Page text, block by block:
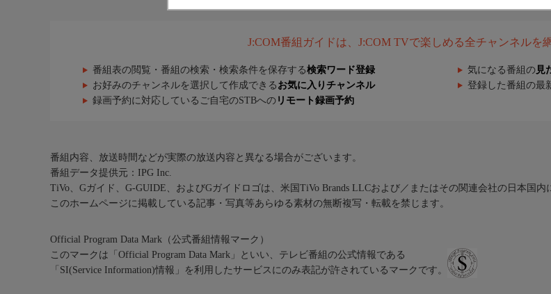
J:COM番組ガイドは、J:COM TVで楽しめる全チャンネルを
番組表の閲覧・番組の検索・検索条件を保存する検索ワード登録 気になる番組の 見
お好みのチャンネルを選択して作成できる お気に入りチャンネル 登録した番組の最
録画予約に対応しているご自宅のSTBへの リモート録画予約
番組内容、放送時間などが実際の放送内容と異なる場合がございます。
番組データ提供元：IPG Inc.
TiVo、Gガイド、G-GUIDE、およびGガイドロゴは、米国TiVo Brands LLCおよび／またはその関連会社の日本国内
このホームページに掲載している記事・写真等あらゆる素材の無断複写・転載を禁じます。
Official Program Data Mark（公式番組情報マーク）
このマークは「Official Program Data Mark」といい、テレビ番組の公式情報である
「SI(Service Information)情報」を利用したサービスにのみ表記が許されているマークです。